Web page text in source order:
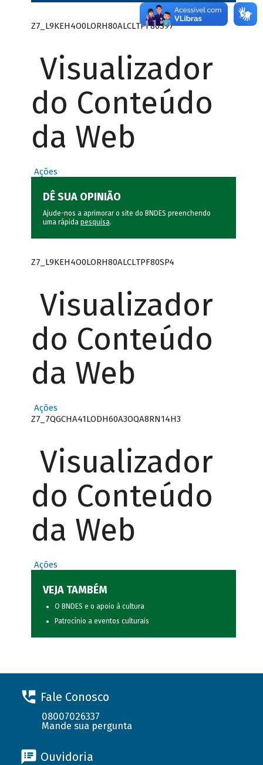
Z7_L9KEH4O0LORH80ALCLTPF80S97
Visualizador
do Conteúdo
da Web
Ações
DÊ SUA OPINIÃO
Ajude-nos a aprimorar o site do BNDES preenchendo
uma rápida pesquisa.
Z7_L9KEH4O0LORH80ALCLTPF80SP4
Visualizador
do Conteúdo
da Web
Ações
Z7_7QGCHA41LODH60A3OQA8RN14H3
Visualizador
do Conteúdo
da Web
Ações
VEJA TAMBÉM
O BNDES e o apoio à cultura
Patrocínio a eventos culturais
Fale Conosco
08007026337
Mande sua pergunta
Ouvidoria